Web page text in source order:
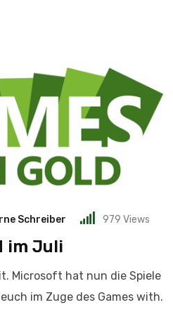
Schreiber 979 Views
im Juli
Microsoft hat nun die Spiele
im Zuge des Games with.